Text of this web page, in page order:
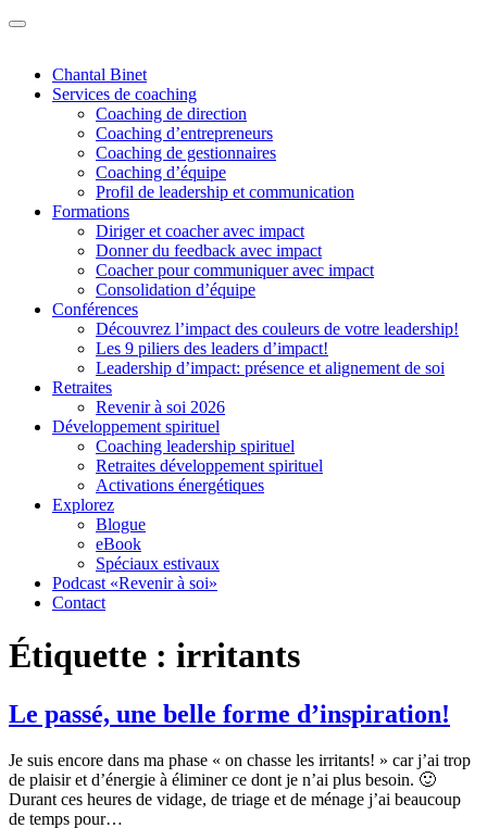
Chantal Binet
Services de coaching
Coaching de direction
Coaching d’entrepreneurs
Coaching de gestionnaires
Coaching d’équipe
Profil de leadership et communication
Formations
Diriger et coacher avec impact
Donner du feedback avec impact
Coacher pour communiquer avec impact
Consolidation d’équipe
Conférences
Découvrez l’impact des couleurs de votre leadership!
Les 9 piliers des leaders d’impact!
Leadership d’impact: présence et alignement de soi
Retraites
Revenir à soi 2026
Développement spirituel
Coaching leadership spirituel
Retraites développement spirituel
Activations énergétiques
Explorez
Blogue
eBook
Spéciaux estivaux
Podcast «Revenir à soi»
Contact
Étiquette : irritants
Le passé, une belle forme d’inspiration!
Je suis encore dans ma phase « on chasse les irritants! » car j’ai trop
de plaisir et d’énergie à éliminer ce dont je n’ai plus besoin. 🙂
Durant ces heures de vidage, de triage et de ménage j’ai beaucoup
de temps pour…